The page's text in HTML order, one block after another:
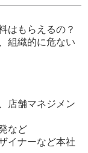
習得できますし
る業務をお任せ
はもらえるの？
組織的に危ない
店舗マネジメン
など
イナーなど本社